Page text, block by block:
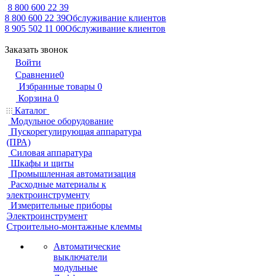
8 800 600 22 39
8 800 600 22 39Обслуживание клиентов
8 905 502 11 00Обслуживание клиентов
Заказать звонок
Войти
Сравнение0
Избранные товары 0
Корзина 0
Каталог
Модульное оборудование
Пускорегулирующая аппаратура
(ПРА)
Силовая аппаратура
Шкафы и щиты
Промышленная автоматизация
Расходные материалы к
электроинструменту
Измерительные приборы
Электроинструмент
Строительно-монтажные клеммы
Автоматические
выключатели
модульные